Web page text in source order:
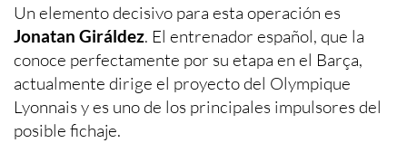
Un elemento decisivo para esta operación es
Jonatan Giráldez. El entrenador español, que la
conoce perfectamente por su etapa en el Barça,
actualmente dirige el proyecto del Olympique
Lyonnais y es uno de los principales impulsores del
posible fichaje.